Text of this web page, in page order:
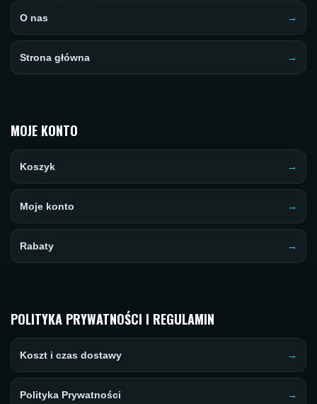
O nas
Strona główna
MOJE KONTO
Koszyk
Moje konto
Rabaty
POLITYKA PRYWATNOŚCI I REGULAMIN
Koszt i czas dostawy
Polityka Prywatności